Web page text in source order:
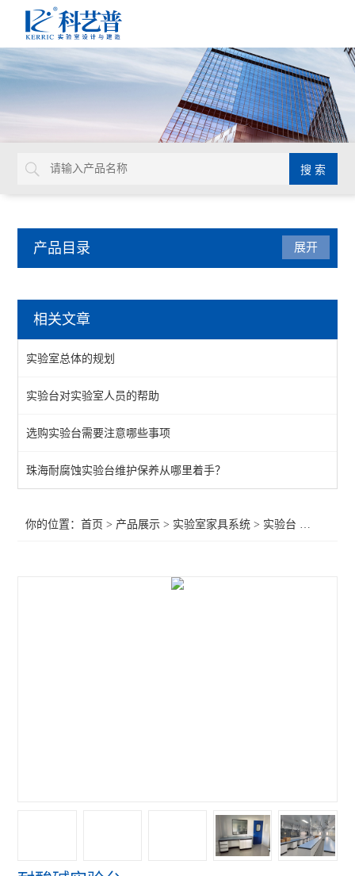
产品目录
实验台
通风柜
实验室高柜
查看全部 >>
展开
相关文章
实验室总体的规划
实验台对实验室人员的帮助
选购实验台需要注意哪些事项
珠海耐腐蚀实验台维护保养从哪里着手？
你的位置：首页 > 产品展示 > 实验室家具系统 > 实验台